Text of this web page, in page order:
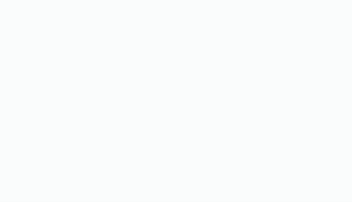
uw vragen over ISO 27001 en het ISMS, verbeter uw teksten en stel
over naleving, stel sneller materiaal voor opleidingen samen